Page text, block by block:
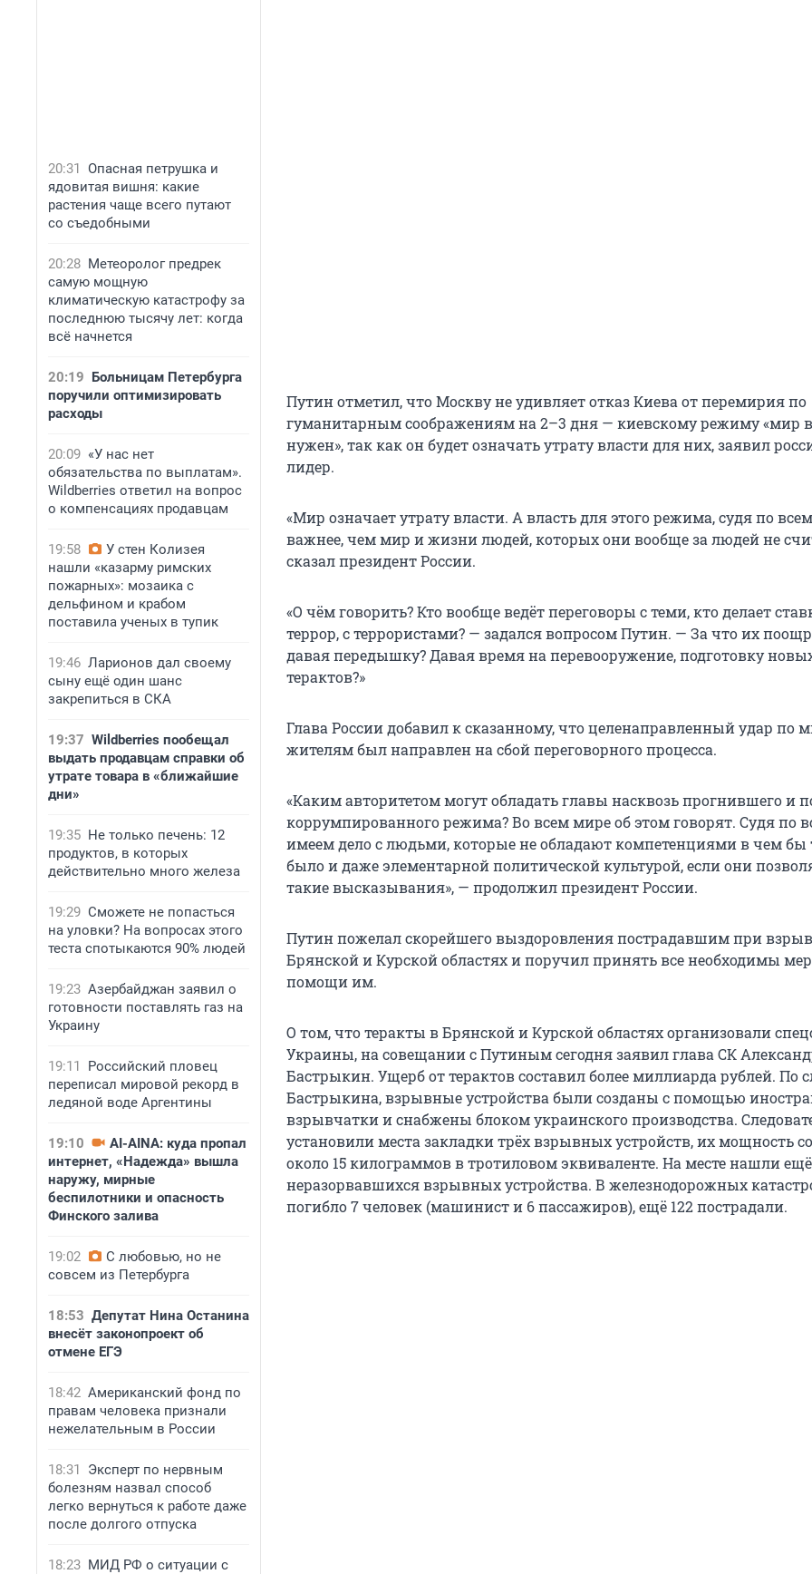
20:31 Опасная петрушка и
ядовитая вишня: какие
растения чаще всего путают
со съедобными
20:28 Метеоролог предрек
самую мощную
климатическую катастрофу за
последнюю тысячу лет: когда
всё начнется
20:19 Больницам Петербурга
поручили оптимизировать
расходы
20:09 «У нас нет
обязательства по выплатам».
Wildberries ответил на вопрос
о компенсациях продавцам
19:58
У стен Колизея
нашли «казарму римских
пожарных»: мозаика с
дельфином и крабом
поставила ученых в тупик
19:46 Ларионов дал своему
сыну ещё один шанс
закрепиться в СКА
19:37 Wildberries пообещал
выдать продавцам справки об
утрате товара в «ближайшие
дни»
19:35 Не только печень: 12
продуктов, в которых
действительно много железа
19:29 Сможете не попасться
на уловки? На вопросах этого
теста спотыкаются 90% людей
19:23 Азербайджан заявил о
готовности поставлять газ на
Украину
19:11
Российский пловец
переписал мировой рекорд в
ледяной воде Аргентины
19:10
AI-AINA: куда пропал
интернет, «Надежда» вышла
наружу, мирные
беспилотники и опасность
Финского залива
19:02
С любовью, но не
совсем из Петербурга
18:53 Депутат Нина Останина
внесёт законопроект об
отмене ЕГЭ
18:42 Американский фонд по
правам человека признали
нежелательным в России
18:31
Эксперт по нервным
болезням назвал способ
легко вернуться к работе даже
после долгого отпуска
18:23 МИД РФ о ситуации с
Путин отметил, что Москву не удивляет отказ Киева от перемирия по
гуманитарным соображениям на 2–3 дня — киевскому режиму «мир
нужен», так как он будет означать утрату власти для них, заявил
лидер.
«Мир означает утрату власти. А власть для этого режима, судя по
важнее, чем мир и жизни людей, которых они вообще за людей не
сказал президент России.
«О чём говорить? Кто вообще ведёт переговоры с теми, кто делает
террор, с террористами? — задался вопросом Путин. — За что их
давая передышку? Давая время на перевооружение, подготовку
терактов?»
Глава России добавил к сказанному, что целенаправленный удар по
жителям был направлен на сбой переговорного процесса.
«Каким авторитетом могут обладать главы насквозь прогнившего и
коррумпированного режима? Во всем мире об этом говорят. Судя по
имеем дело с людьми, которые не обладают компетенциями в чем бы
было и даже элементарной политической культурой, если они
такие высказывания», — продолжил президент России.
Путин пожелал скорейшего выздоровления пострадавшим при
Брянской и Курской областях и поручил принять все необходимы
помощи им.
О том, что теракты в Брянской и Курской областях организовали
Украины, на совещании с Путиным сегодня заявил глава СК
Бастрыкин. Ущерб от терактов составил более миллиарда рублей. По
Бастрыкина, взрывные устройства были созданы с помощью
взрывчатки и снабжены блоком украинского производства.
установили места закладки трёх взрывных устройств, их мощность
около 15 килограммов в тротиловом эквиваленте. На месте нашли
неразорвавшихся взрывных устройства. В железнодорожных
погибло 7 человек (машинист и 6 пассажиров), ещё 122 пострадали.